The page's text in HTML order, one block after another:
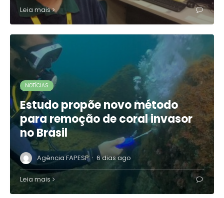
Leia mais
NOTÍCIAS
Estudo propõe novo método
para remoção de coral invasor
no Brasil
Agência FAPESP · 6 dias ago
Leia mais